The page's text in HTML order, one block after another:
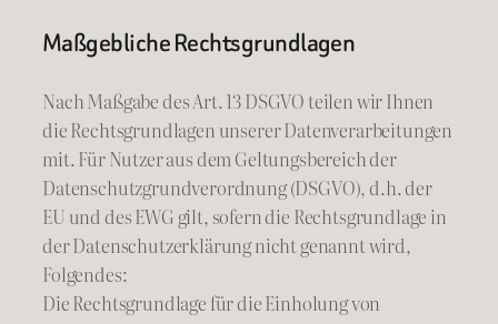
Maßgebliche Rechtsgrundlagen
Nach Maßgabe des Art. 13 DSGVO teilen wir Ihnen
die Rechtsgrundlagen unserer Datenverarbeitungen
mit. Für Nutzer aus dem Geltungsbereich der
Datenschutzgrundverordnung (DSGVO), d.h. der
EU und des EWG gilt, sofern die Rechtsgrundlage in
der Datenschutzerklärung nicht genannt wird,
Folgendes:
Die Rechtsgrundlage für die Einholung von